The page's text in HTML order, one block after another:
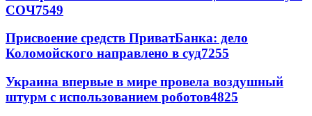
СОЧ7549
Присвоение средств ПриватБанка: дело
Коломойского направлено в суд7255
Украина впервые в мире провела воздушный
штурм с использованием роботов4825